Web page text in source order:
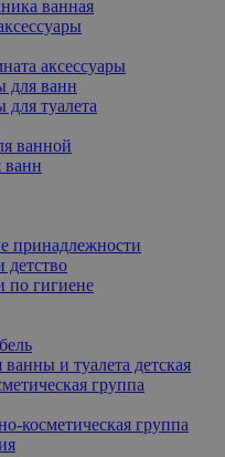
ванная
аксессуары
для ванн
для туалета
ванной
принадлежности
детство
по гигиене
и туалета детская
группа
косметическая группа